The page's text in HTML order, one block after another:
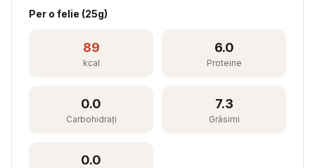
Per o felie (25g)
89
kcal
6.0
Proteine
0.0
Carbohidrați
7.3
Grăsimi
0.0